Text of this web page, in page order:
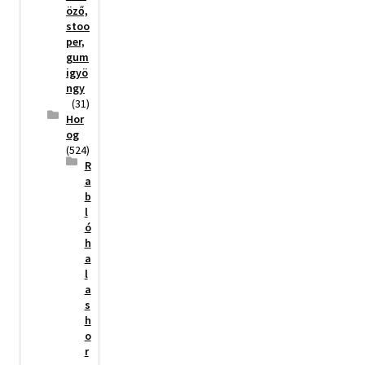
öző,
stoo
per,
gum
igyö
ngy
(31)
Hor
og
(524)
R
a
b
l
ó
h
a
l
a
s
h
o
r